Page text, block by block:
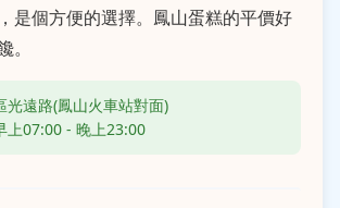
是個方便的選擇。鳳山蛋糕的平價好
光遠路(鳳山火車站對面)
上07:00 - 晚上23:00